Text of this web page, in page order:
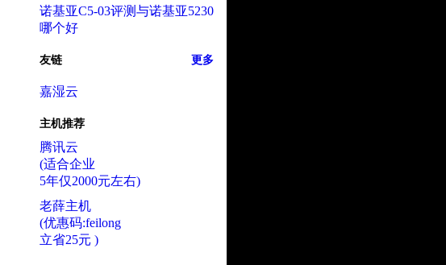
诺基亚C5-03评测与诺基亚5230
哪个好
友链 更多
嘉湿云
主机推荐
腾讯云
(适合企业
5年仅2000元左右)
老薛主机
(优惠码:feilong
立省25元 )